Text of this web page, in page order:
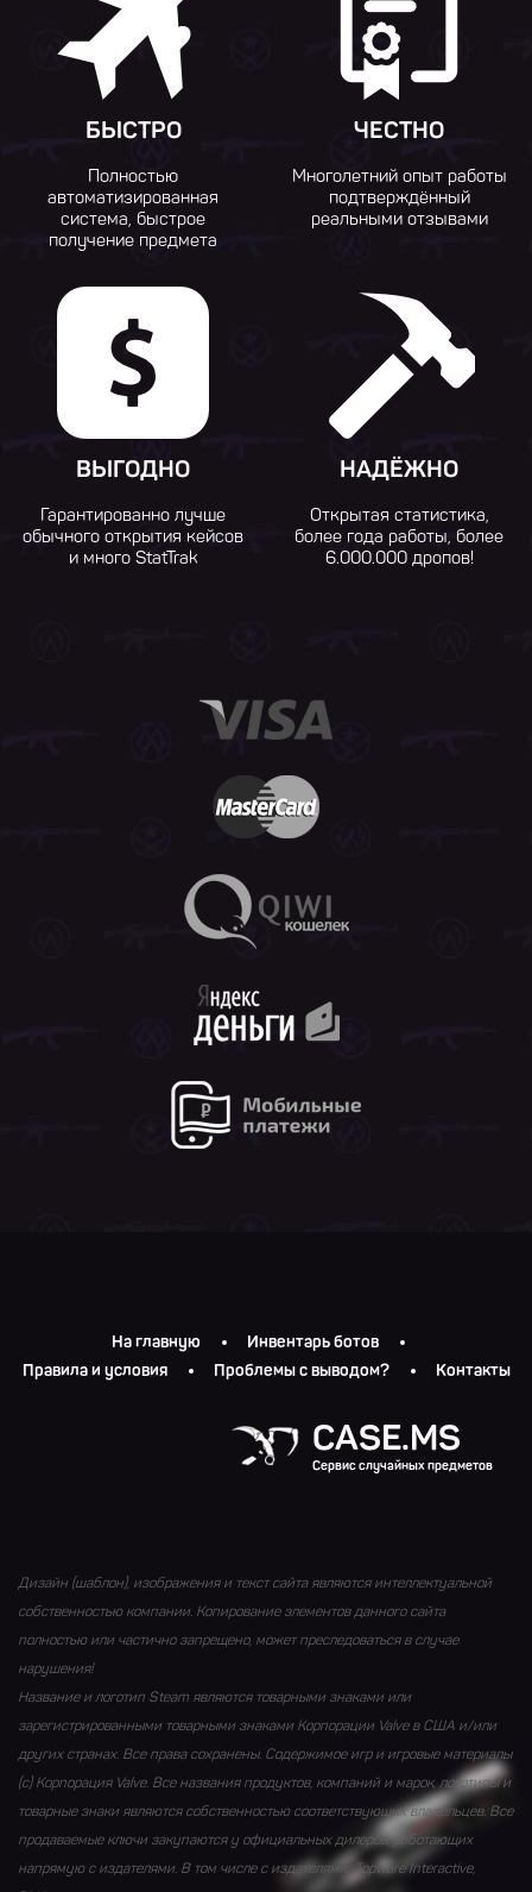
БЫСТРО
Полностью
автоматизированная
система, быстрое
получение предмета
ЧЕСТНО
Многолетний опыт работы
подтверждённый
реальными отзывами
ВЫГОДНО
Гарантированно лучше
обычного открытия кейсов
и много StatTrak
НАДЁЖНО
Открытая статистика,
более года работы, более
6.000.000 дропов!
На главную
Инвентарь ботов
Правила и условия
Проблемы с выводом? Контакты
CASE.MS
Сервис случайных предметов
Дизайн (шаблон), изображения и текст сайта являются интеллектуальной
собственностью компании. Копирование элементов данного сайта
полностью или частично запрещено, может преследоваться в случае
нарушения!
Название и логотип Steam являются товарными знаками или
зарегистрированными товарными знаками Корпорации Valve в США и/или
других странах. Все права сохранены. Содержимое игр и игровые материалы
(с) Корпорация Valve. Все названия продуктов, компаний и марок, логотипы и
товарные знаки являются собственностью соответствующих владельцев. Все
продаваемые ключи закупаются у официальных дилеров, работающих
напрямую с издателями. В том числе с издателями: Topware Interactive,